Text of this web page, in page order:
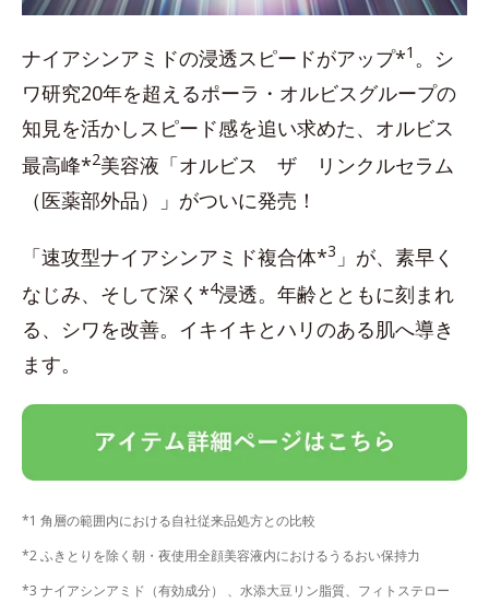
ナイアシンアミドの浸透スピードがアップ*1 。シ
ワ研究20年を超えるポーラ・オルビスグループの
知見を活かしスピード感を追い求めた、オルビス
最高峰*2美容液「オルビス ザ リンクルセラム
（医薬部外品）」がついに発売！
「速攻型ナイアシンアミド複合体*3 」が、素早く
なじみ、そして深く*4浸透。年齢とともに刻まれ
る、シワを改善。イキイキとハリのある肌へ導き
ます。
*1 角層の範囲内における自社従来品処方との比較
*2 ふきとりを除く朝・夜使用全顔美容液内におけるうるおい保持力
*3 ナイアシンアミド（有効成分） 、水添大豆リン脂質、フィトステロー